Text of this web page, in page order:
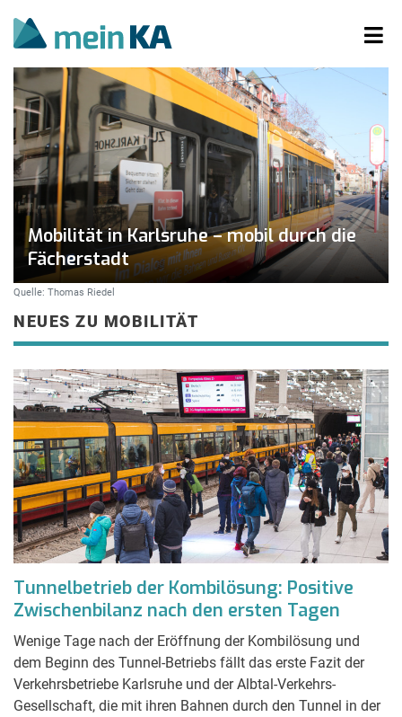
Mobilität in Karlsruhe – mobil durch die
Fächerstadt
Quelle: Thomas Riedel
NEUES ZU MOBILITÄT
Tunnelbetrieb der Kombilösung: Positive
Zwischenbilanz nach den ersten Tagen
Wenige Tage nach der Eröffnung der Kombilösung und
dem Beginn des Tunnel-Betriebs fällt das erste Fazit der
Verkehrsbetriebe Karlsruhe und der Albtal-Verkehrs-
Gesellschaft, die mit ihren Bahnen durch den Tunnel in der